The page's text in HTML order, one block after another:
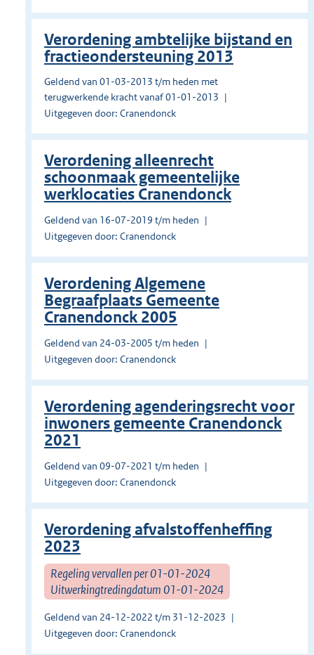
Verordening ambtelijke bijstand en
fractieondersteuning 2013
Geldend van 01-03-2013 t/m heden met
terugwerkende kracht vanaf 01-01-2013
Uitgegeven door: Cranendonck
Verordening alleenrecht
schoonmaak gemeentelijke
werklocaties Cranendonck
Geldend van 16-07-2019 t/m heden
Uitgegeven door: Cranendonck
Verordening Algemene
Begraafplaats Gemeente
Cranendonck 2005
Geldend van 24-03-2005 t/m heden
Uitgegeven door: Cranendonck
Verordening agenderingsrecht voor
inwoners gemeente Cranendonck
2021
Geldend van 09-07-2021 t/m heden
Uitgegeven door: Cranendonck
Verordening afvalstoffenheffing
2023
Regeling vervallen per 01-01-2024
Uitwerkingtredingdatum 01-01-2024
Geldend van 24-12-2022 t/m 31-12-2023
Uitgegeven door: Cranendonck